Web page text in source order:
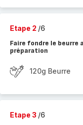
Etape 2 /6
Faire fondre le beurre
préparation
120g Beurre
Etape 3 /6